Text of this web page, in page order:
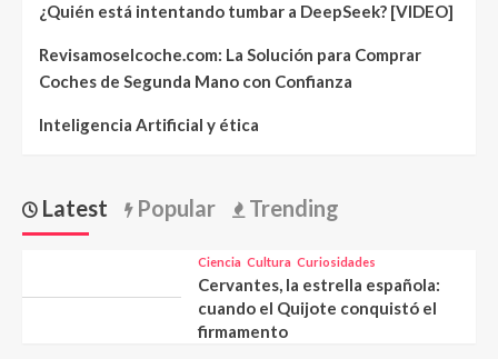
¿Quién está intentando tumbar a DeepSeek? [VIDEO]
Revisamoselcoche.com: La Solución para Comprar
Coches de Segunda Mano con Confianza
Inteligencia Artificial y ética
Latest Popular Trending
Ciencia Cultura Curiosidades
Cervantes, la estrella española:
cuando el Quijote conquistó el
firmamento